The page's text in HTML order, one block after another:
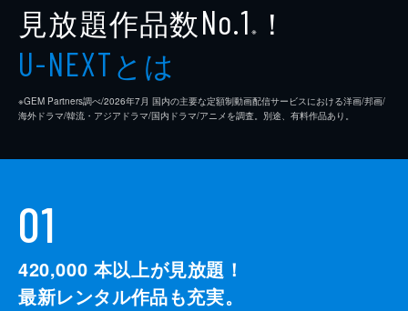
見放題作品数No.1 ※ ！
U-NEXTとは
※GEM Partners調べ/2026年7⽉ 国内の主要な定額制動画配信サービスにおける洋画/邦画/
海外ドラマ/韓流・アジアドラマ/国内ドラマ/アニメを調査。別途、有料作品あり。
01
420,000 本以上が見放題！
最新レンタル作品も充実。